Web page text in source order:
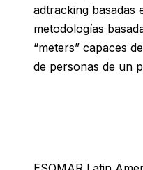
adtracking basadas
metodologías
“meters” capaces
de personas de un